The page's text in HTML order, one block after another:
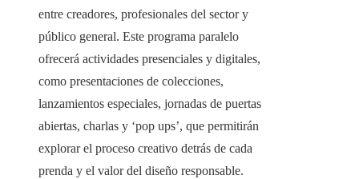
entre creadores, profesionales del sector y
público general. Este programa paralelo
ofrecerá actividades presenciales y digitales,
como presentaciones de colecciones,
lanzamientos especiales, jornadas de puertas
abiertas, charlas y ‘pop ups’, que permitirán
explorar el proceso creativo detrás de cada
prenda y el valor del diseño responsable.